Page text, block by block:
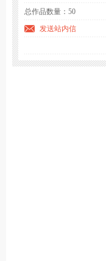
总作品数量：50
发送站内信